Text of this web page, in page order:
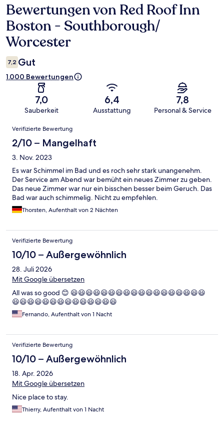
Bewertungen
Bewertungen von Red Roof Inn
Boston - Southborough/
Worcester
7,2 Gut
1.000 Bewertungen
7,0
Sauberkeit
6,4
Ausstattung
7,8
Personal & Service
Bewertungen
Verifizierte Bewertung
2/10 – Mangelhaft
3. Nov. 2023
Es war Schimmel im Bad und es roch sehr stark unangenehm.
Der Service am Abend war bemüht ein neues Zimmer zu geben.
Das neue Zimmer war nur ein bisschen besser beim Geruch. Das
Bad war auch schimmelig. Nicht zu empfehlen.
Thorsten, Aufenthalt von 2 Nächten
Verifizierte Bewertung
10/10 – Außergewöhnlich
28. Juli 2026
Mit Google übersetzen
All was so good 😊 😃😃😃😃😃😃😃😃😃😃😃😃😃😃😃😃😃😃
😃😃😃😃😃😃😃😃😃😃😃😃😃😃
Fernando, Aufenthalt von 1 Nacht
Verifizierte Bewertung
10/10 – Außergewöhnlich
18. Apr. 2026
Mit Google übersetzen
Nice place to stay.
Thierry, Aufenthalt von 1 Nacht